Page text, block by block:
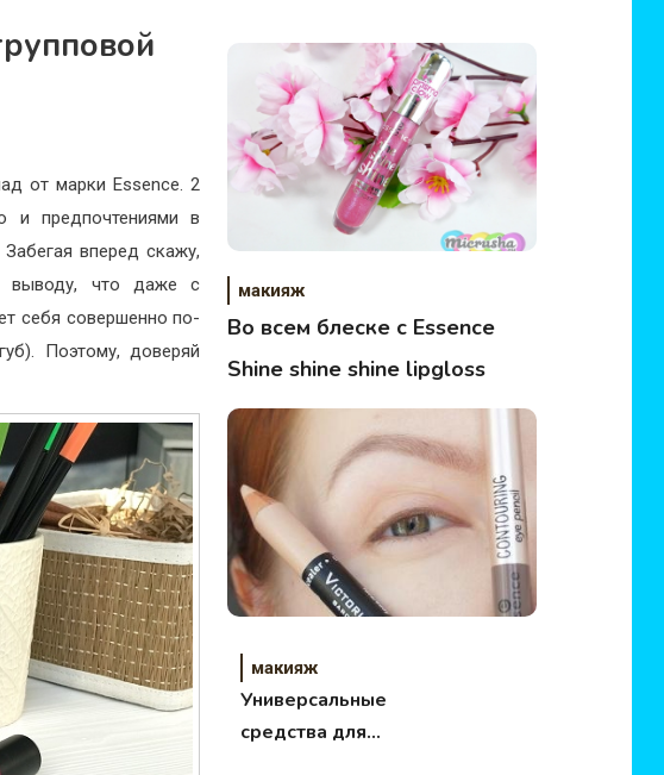
от марки Essence. 2
и предпочтениями в
Забегая вперед скажу,
выводу, что даже с
себя совершенно по-
Поэтому, доверяй
макияж
Во всем блеске с Essence
Shine shine shine lipgloss
макияж
Универсальные
средства для